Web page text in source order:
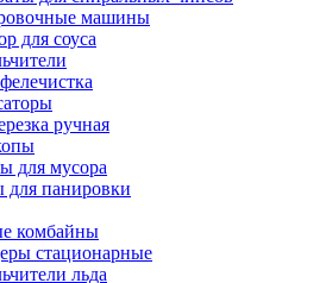
машины
для соуса
ручная
для мусора
для панировки
комбайны
стационарные
льда